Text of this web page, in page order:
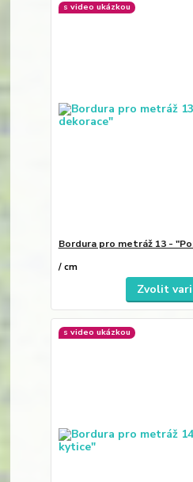
s video ukázkou
Bordura pro metráž 13 -
/cm
Zvolit
s video ukázkou